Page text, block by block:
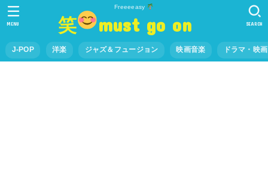
Freeeeasy
笑 must go on
J-POP 洋楽 ジャズ＆フュージョン 映画音楽 ドラマ・映
SEARCH
MENU